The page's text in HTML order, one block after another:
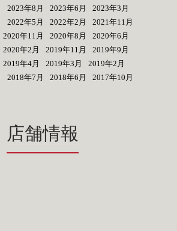
2023年8月 2023年6月
2023年3月
2022年5月 2022年2月
2021年11月
2020年11月 2020年8月
2020年6月
2020年2月 2019年11月
2019年9月
2019年4月 2019年3月
2019年2月
2018年7月 2018年6月 2017年10月
店舗情報